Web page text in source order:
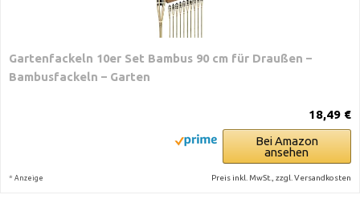
Gartenfackeln 10er Set Bambus 90 cm für Draußen –
Bambusfackeln – Garten
18,49 €
Bei Amazon
ansehen
* Anzeige Preis inkl. MwSt., zzgl. Versandkosten